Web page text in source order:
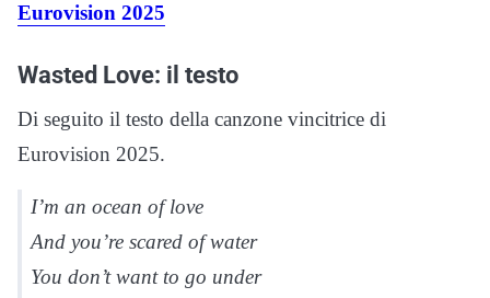
Eurovision 2025
Wasted Love: il testo
Di seguito il testo della canzone vincitrice di
Eurovision 2025.
I’m an ocean of love
And you’re scared of water
You don’t want to go under